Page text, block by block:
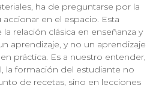
ha de preguntarse por la
en el espacio. Esta
relación clásica en enseñanza y
aprendizaje, y no un aprendizaje
práctica. Es a nuestro entender,
la formación del estudiante no
de recetas, sino en lecciones